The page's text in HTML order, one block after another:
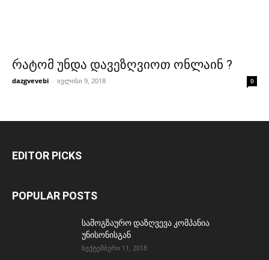
რატომ უნდა დავეზღვიოთ ონლაინ ?
dazgvevebi - ივლისი 9, 2018 0
EDITOR PICKS
POPULAR POSTS
სამოგზაურო დაზღვევა კომპანია
უნისონისგან
სექტემბერი 11, 2018